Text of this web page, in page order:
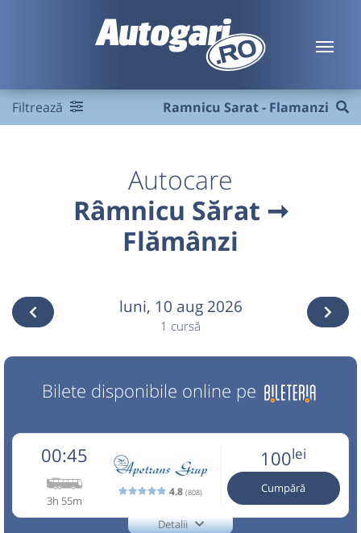
Filtrează Ramnicu Sarat - Flamanzi
Autocare
Râmnicu Sărat ➞
Flămânzi
luni, 10 aug 2026
1 cursă
Bilete disponibile online pe
00:45
3h 55m
4.8 (808)
100lei
Cumpără
Detalii